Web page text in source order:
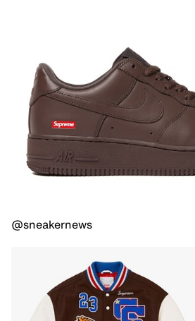
@sneakernews